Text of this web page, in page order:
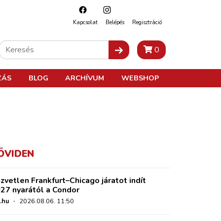
Kapcsolat Belépés Regisztráció
0
BLOG ARCHÍVUM WEBSHOP
Frankfurt–Chicago járatot indít
nyarától a Condor
· 2026.08.06. 11:50